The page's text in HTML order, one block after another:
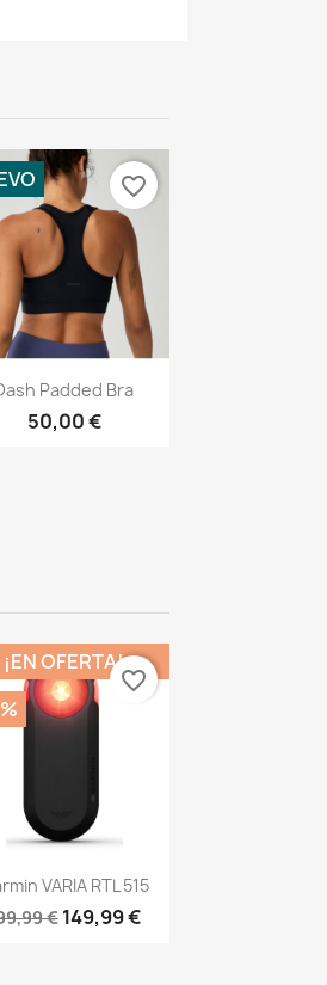
Vista rápida
Padded Bra
50,00 €
favorite_border
Vista rápida
VARIA RTL 515
€ 149,99 €
¡EN OFERTA!
favorite_border